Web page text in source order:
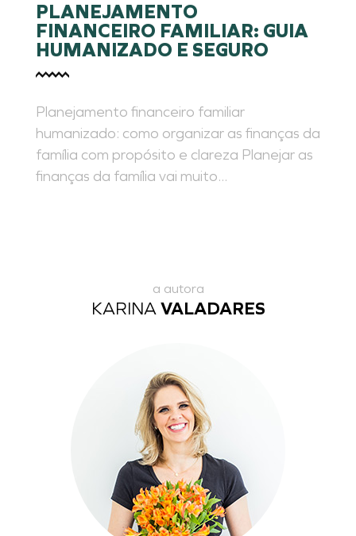
PLANEJAMENTO
FINANCEIRO FAMILIAR: GUIA
HUMANIZADO E SEGURO
Planejamento financeiro familiar
humanizado: como organizar as finanças da
família com propósito e clareza Planejar as
finanças da família vai muito...
a autora
KARINAVALADARES